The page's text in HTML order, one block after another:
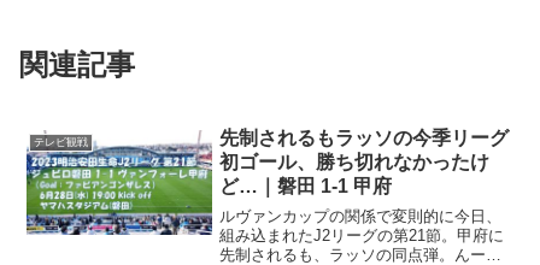
関連記事
テレビ観戦
先制されるもラッソの今季リーグ
初ゴール、勝ち切れなかったけ
ど…｜磐田 1-1 甲府
ルヴァンカップの関係で変則的に今日、
組み込まれたJ2リーグの第21節。甲府に
先制されるも、ラッソの同点弾。んー、